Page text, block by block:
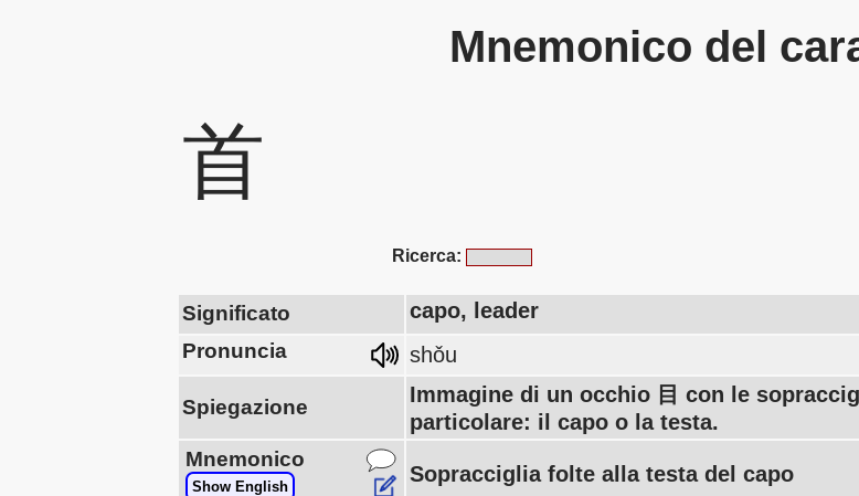
Mnemonico del
首
Ricerca:
Significato capo, leader
Pronuncia shǒu
Spiegazione
Immagine di un occhio 目 con le
particolare: il capo o la testa.
Mnemonico
Show English
Sopracciglia folte alla testa del capo